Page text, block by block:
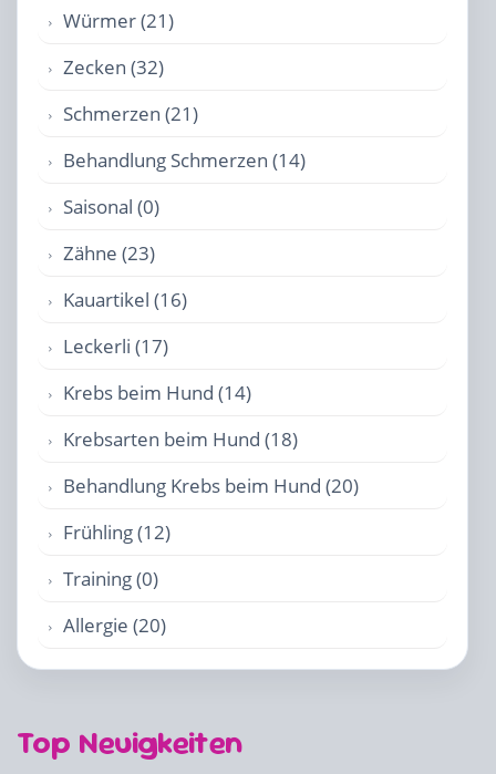
Würmer (21)
Zecken (32)
Schmerzen (21)
Behandlung Schmerzen (14)
Saisonal (0)
Zähne (23)
Kauartikel (16)
Leckerli (17)
Krebs beim Hund (14)
Krebsarten beim Hund (18)
Behandlung Krebs beim Hund (20)
Frühling (12)
Training (0)
Allergie (20)
Top Neuigkeiten